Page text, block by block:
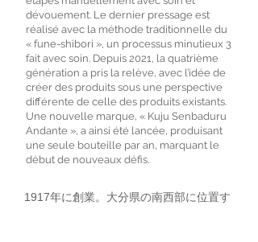
dévouement. Le dernier pressage est
réalisé avec la méthode traditionnelle du
« fune-shibori », un processus minutieux 3
fait avec soin. Depuis 2021, la quatrième
génération a pris la relève, avec l’idée de
créer des produits sous une perspective
différente de celle des produits existants.
Une nouvelle marque, « Kuju Senbaduru
Andante », a ainsi été lancée, produisant
une seule bouteille par an, marquant le
début de nouveaux défis.
1917年に創業。大分県の南西部に位置す